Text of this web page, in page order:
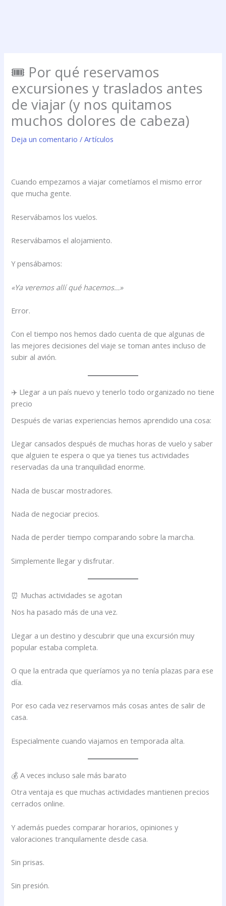
🎟️ Por qué reservamos
excursiones y traslados antes
de viajar (y nos quitamos
muchos dolores de cabeza)
Deja un comentario /Artículos
Cuando empezamos a viajar cometíamos el mismo error
que mucha gente.
Reservábamos los vuelos.
Reservábamos el alojamiento.
Y pensábamos:
«Ya veremos allí qué hacemos…»
Error.
Con el tiempo nos hemos dado cuenta de que algunas de
las mejores decisiones del viaje se toman antes incluso de
subir al avión.
✈️ Llegar a un país nuevo y tenerlo todo organizado no tiene
precio
Después de varias experiencias hemos aprendido una cosa:
Llegar cansados después de muchas horas de vuelo y saber
que alguien te espera o que ya tienes tus actividades
reservadas da una tranquilidad enorme.
Nada de buscar mostradores.
Nada de negociar precios.
Nada de perder tiempo comparando sobre la marcha.
Simplemente llegar y disfrutar.
⏰ Muchas actividades se agotan
Nos ha pasado más de una vez.
Llegar a un destino y descubrir que una excursión muy
popular estaba completa.
O que la entrada que queríamos ya no tenía plazas para ese
día.
Por eso cada vez reservamos más cosas antes de salir de
casa.
Especialmente cuando viajamos en temporada alta.
💰 A veces incluso sale más barato
Otra ventaja es que muchas actividades mantienen precios
cerrados online.
Y además puedes comparar horarios, opiniones y
valoraciones tranquilamente desde casa.
Sin prisas.
Sin presión.